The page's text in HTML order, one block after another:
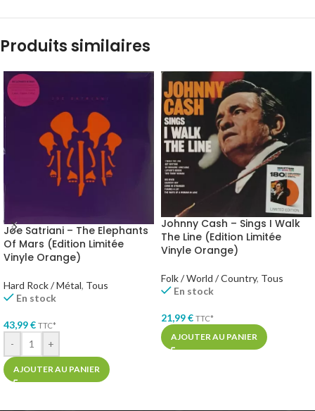
Produits similaires
Joe Satriani – The Elephants
Of Mars (Edition Limitée
Vinyle Orange)
Hard Rock / Métal, Tous
En stock
43,99€ TTC*
- +
AJOUTER AU PANIER
Johnny Cash – Sings I Walk
The Line (Edition Limitée
Vinyle Orange)
Folk / World / Country, Tous
En stock
21,99€ TTC*
AJOUTER AU PANIER